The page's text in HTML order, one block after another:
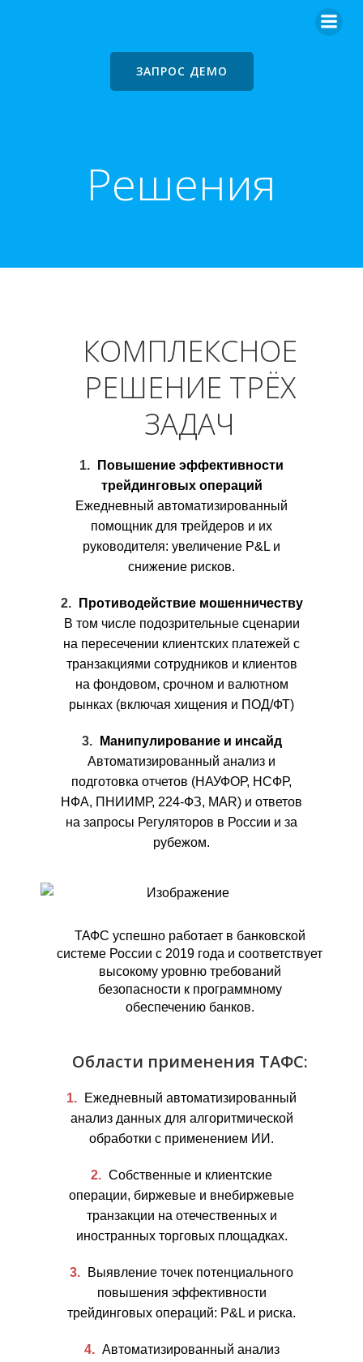
ЗАПРОС ДЕМО
Решения
КОМПЛЕКСНОЕ
РЕШЕНИЕ ТРЁХ
ЗАДАЧ
Повышение эффективности
трейдинговых операций
Ежедневный автоматизированный
помощник для трейдеров и их
руководителя: увеличение P&L и
снижение рисков.
Противодействие мошенничеству
В том числе подозрительные сценарии
на пересечении клиентских платежей с
транзакциями сотрудников и клиентов
на фондовом, срочном и валютном
рынках (включая хищения и ПОД/ФТ)
Манипулирование и инсайд
Автоматизированный анализ и
подготовка отчетов (НАУФОР, НСФР,
НФА, ПНИИМР, 224-ФЗ, MAR) и ответов
на запросы Регуляторов в России и за
рубежом.
ТАФС успешно работает в банковской
системе России с 2019 года и соответствует
высокому уровню требований
безопасности к программному
обеспечению банков.
Области применения ТАФС:
Ежедневный автоматизированный
анализ данных для алгоритмической
обработки с применением ИИ.
Собственные и клиентские
операции, биржевые и внебиржевые
транзакции на отечественных и
иностранных торговых площадках.
Выявление точек потенциального
повышения эффективности
трейдинговых операций: P&L и риска.
Автоматизированный анализ